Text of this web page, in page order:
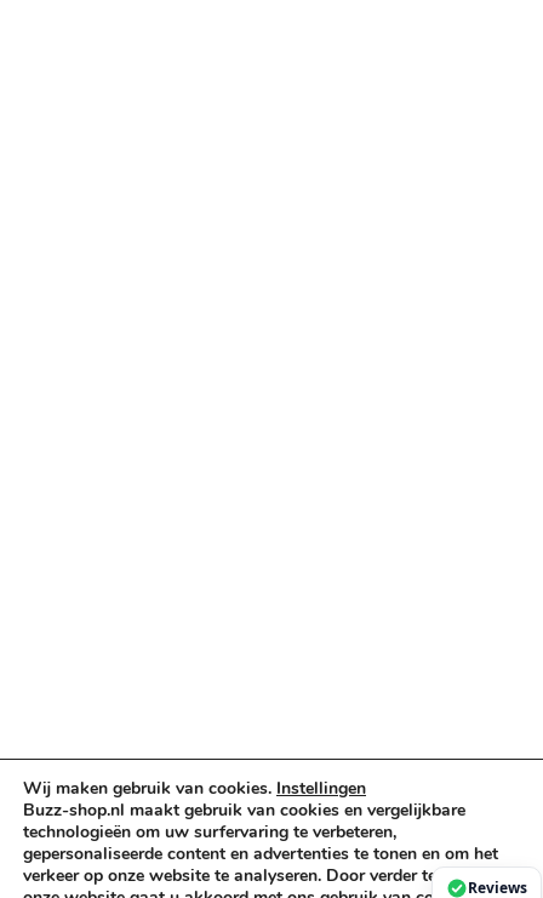
Algemene voorwaarden
Privacybeleid
Cookiebeleid
Wij maken gebruik van cookies. Instellingen
Buzz-shop.nl maakt gebruik van cookies en vergelijkbare
technologieën om uw surfervaring te verbeteren,
gepersonaliseerde content en advertenties te tonen en om het
verkeer op onze website te analyseren. Door verder te gaan op
Reviews